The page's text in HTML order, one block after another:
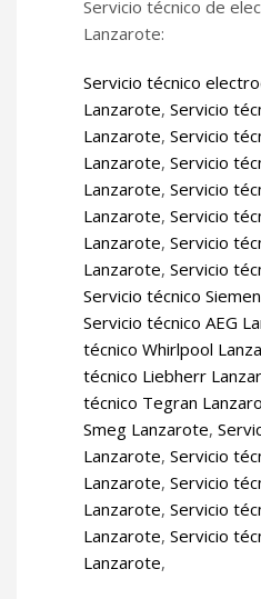
Servicio técnico de
Lanzarote:
Servicio técnico
Lanzarote, Servicio
Lanzarote, Servicio
Lanzarote, Servicio
Lanzarote, Servicio
Lanzarote, Servicio
Lanzarote, Servicio
Lanzarote, Servicio
Servicio técnico
Servicio técnico AEG
técnico Whirlpool
técnico Liebherr
técnico Tegran
Smeg Lanzarote,
Lanzarote, Servicio
Lanzarote, Servicio
Lanzarote, Servicio
Lanzarote, Servicio
Lanzarote,